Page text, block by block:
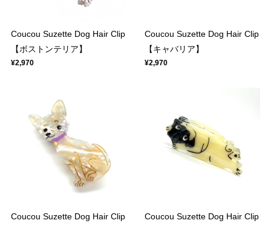
Coucou Suzette Dog Hair Clip
【ボストンテリア】
¥2,970
Coucou Suzette Dog Hair Clip
【キャバリア】
¥2,970
Coucou Suzette Dog Hair Clip Coucou Suzette Dog Hair Clip